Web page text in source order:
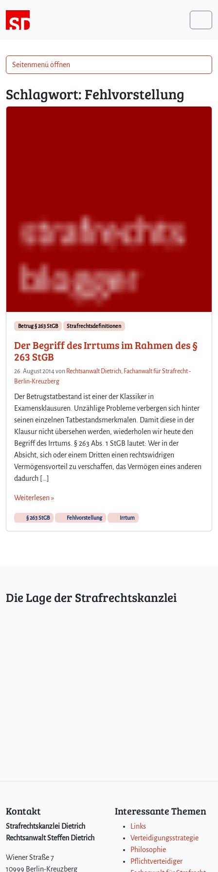
Schlagwort: Fehlvorstellung
Betrug § 263 StGB Strafrechtsdefinitionen
Der Begriff des Irrtums im Rahmen des §
263 StGB
26. August 2014von Rechtsanwalt Dietrich, Fachanwalt für Strafrecht -
Berlin-Kreuzberg
Der Betrugstatbestand ist einer der Klassiker in
Examensklausuren. Unzählige Probleme verbergen sich hinter
seinen einzelnen Tatbestandsmerkmalen. Damit diese in der
Klausur nicht übersehen werden, wiederholen wir heute den
Begriff des Irrtums. § 263 Abs. 1 StGB lautet: Wer in der
Absicht, sich oder einem Dritten einen rechtswidrigen
Vermögensvorteil zu verschaffen, das Vermögen eines anderen
dadurch […]
Weiterlesen »
§ 263 StGB Fehlvorstellung Irrtum
Seitenmenü öffnen
Die Lage der Strafrechtskanzlei
Kontakt
Strafrechtskanzlei Dietrich
Rechtsanwalt Steffen Dietrich
Wiener Straße 7
10999 Berlin-Kreuzberg
Interessante Themen
Links
Verteidigungsstrategie
Philosophie
Pflichtverteidiger